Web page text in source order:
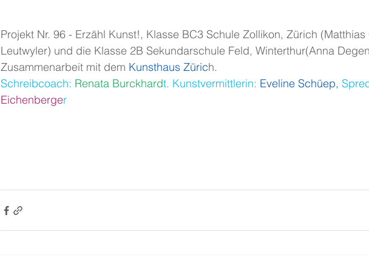
Projekt Nr. 96 - Erzähl Kunst!, Klasse BC3 Schule Zollikon, Zürich
Leutwyler) und die Klasse 2B Sekundarschule Feld, Winterthur(Anna
Zusammenarbeit mit dem Kunsthaus Zürich.
Schreibcoach: Renata Burckhardt. Kunstvermittlerin: Eveline Schüep,
Eichenberger